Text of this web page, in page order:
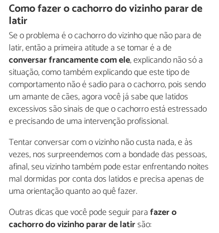
Como fazer o cachorro do vizinho parar de
latir
Se o problema é o cachorro do vizinho que não para de
latir, então a primeira atitude a se tomar é a de
conversar francamente com ele, explicando não só a
situação, como também explicando que este tipo de
comportamento não é sadio para o cachorro, pois sendo
um amante de cães, agora você já sabe que latidos
excessivos são sinais de que o cachorro está estressado
e precisando de uma intervenção profissional.
Tentar conversar com o vizinho não custa nada, e às
vezes, nos surpreendemos com a bondade das pessoas,
afinal, seu vizinho também pode estar enfrentando noites
mal dormidas por conta dos latidos e precisa apenas de
uma orientação quanto ao quê fazer.
Outras dicas que você pode seguir parafazer o
cachorro do vizinho parar de latirsão: